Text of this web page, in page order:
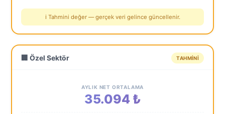
ℹ️ Tahmini değer — gerçek veri gelince güncellenir.
🏢 Özel Sektör TAHMINI
AYLIK NET ORTALAMA
35.094 ₺